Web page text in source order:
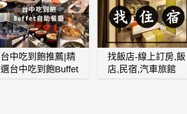
台中吃到飽推薦|精
選台中吃到飽Buffet
找飯店-線上訂房,飯
店,民宿,汽車旅館